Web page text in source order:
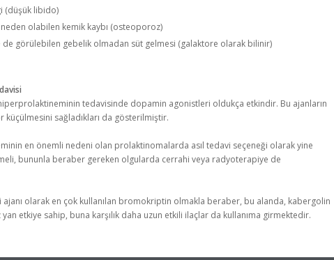
(düşük libido)
neden olabilen kemik kaybı (osteoporoz)
görülebilen gebelik olmadan süt gelmesi (galaktore olarak bilinir)
tedavisinde dopamin agonistleri oldukça etkindir. Bu ajanların
sağladıkları da gösterilmiştir.
en önemli nedeni olan prolaktinomalarda asıl tedavi seçeneği olarak yine
bununla beraber gereken olgularda cerrahi veya radyoterapiye de
ajanı olarak en çok kullanılan bromokriptin olmakla beraber, bu alanda, kabergolin
etkiye sahip, buna karşılık daha uzun etkili ilaçlar da kullanıma girmektedir.